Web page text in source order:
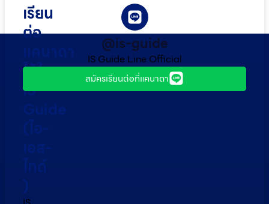
เรียน
ต่อ
ไว้ใจ
IS
Guide
(ไอ-
เอส-
ไกด์​
)
@is-guide
IS Guide Line Official
สมัครเรียนต่อที่แคนาดา